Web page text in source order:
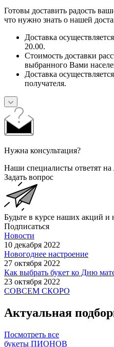
Готовы доставить радость
что нужно знать о нашей
Доставка
20.00.
Стоимость доставки
выбранного Вами
Доставка
получателя.
Нужна консультация?
Наши специалисты ответят
Задать вопрос
Будьте в курсе наших акций и
Подписаться
Новости
10 декабря 2022
Новогоднее настроение
27 октября 2022
Как выбрать букет ко Дню
23 октября 2022
СОВСЕМ СКОРО
Актуальная
Посмотреть все
букеты ПИОНОВ